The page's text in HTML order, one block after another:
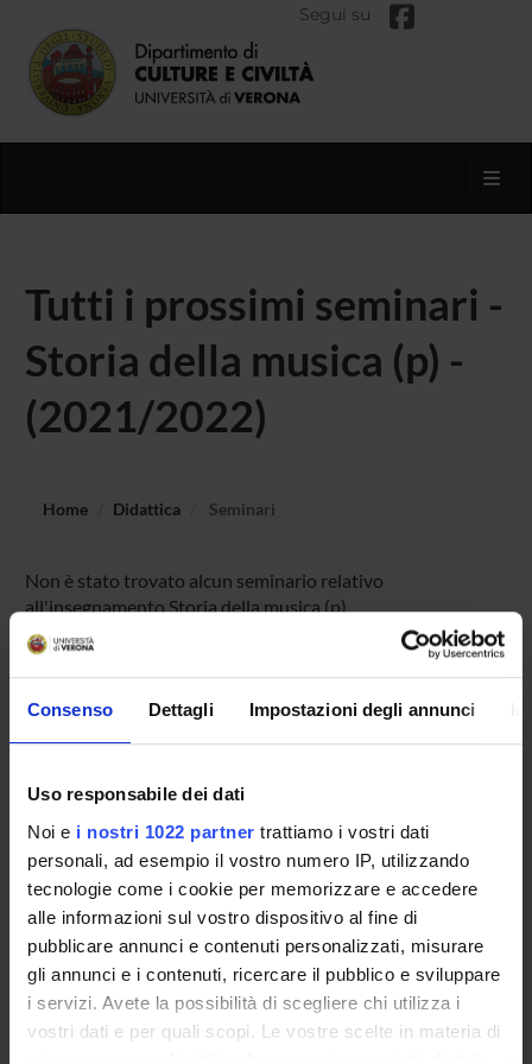
Consenso Dettagli Impostazioni degli annunci
Uso responsabile dei dati
Noi e i nostri 1022 partner trattiamo i vostri dati
personali, ad esempio il vostro numero IP, utilizzando
tecnologie come i cookie per memorizzare e accedere
alle informazioni sul vostro dispositivo al fine di
pubblicare annunci e contenuti personalizzati, misurare
gli annunci e i contenuti, ricercare il pubblico e sviluppare
i servizi. Avete la possibilità di scegliere chi utilizza i
vostri dati e per quali scopi. Le vostre scelte in materia di
privacy sono applicabili solo su questa proprietà digitale
Segui su
Tutti i prossimi seminari -
Storia della musica (p) -
(2021/2022)
Home Didattica Seminari
Non è stato trovato alcun seminario relativo
all'insegnamento Storia della musica (p).
OFFERTA FORMATIVA
SUPERIORE
Contatti
Persone
Luoghi
Calendario